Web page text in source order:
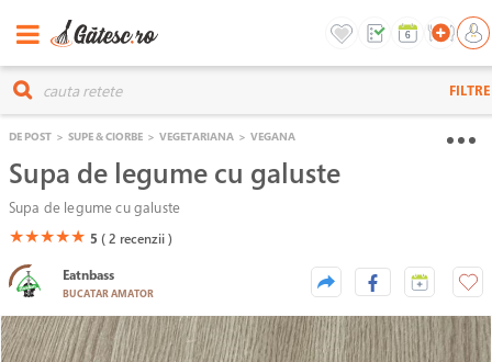
FILTRE
DE POST > SUPE & CIORBE > VEGETARIANA > VEGANA
Supa de legume cu galuste
Supa de legume cu galuste
(*)
★(*)
★(*)
★(*)
★(*)
★ 5 ( 2 recenzii )
Eatnbass
BUCATAR AMATOR